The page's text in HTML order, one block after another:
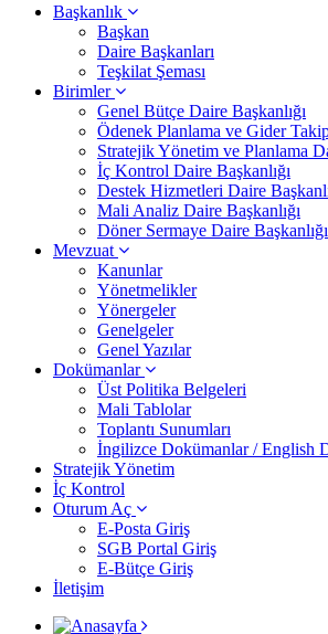
Başkanlık
Başkan
Daire Başkanları
Teşkilat Şeması
Birimler
Genel Bütçe Daire Başkanlığı
Ödenek Planlama ve Gider
Stratejik Yönetim ve Planlama
İç Kontrol Daire Başkanlığı
Destek Hizmetleri Daire
Mali Analiz Daire Başkanlığı
Döner Sermaye Daire Başkanlığı
Mevzuat
Kanunlar
Yönetmelikler
Yönergeler
Genelgeler
Genel Yazılar
Dokümanlar
Üst Politika Belgeleri
Mali Tablolar
Toplantı Sunumları
İngilizce Dokümanlar / English
Stratejik Yönetim
İç Kontrol
Oturum Aç
E-Posta Giriş
SGB Portal Giriş
E-Bütçe Giriş
İletişim